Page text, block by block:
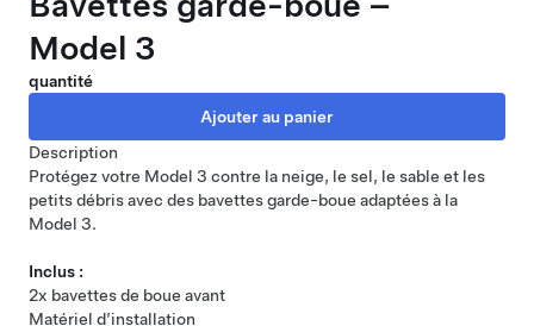
Model 3
quantité
Description
Protégez votre Model 3 contre la neige, le sel, le sable et les
petits débris avec des bavettes garde-boue adaptées à la
Model 3.
Inclus :
2x bavettes de boue avant
Matériel d’installation